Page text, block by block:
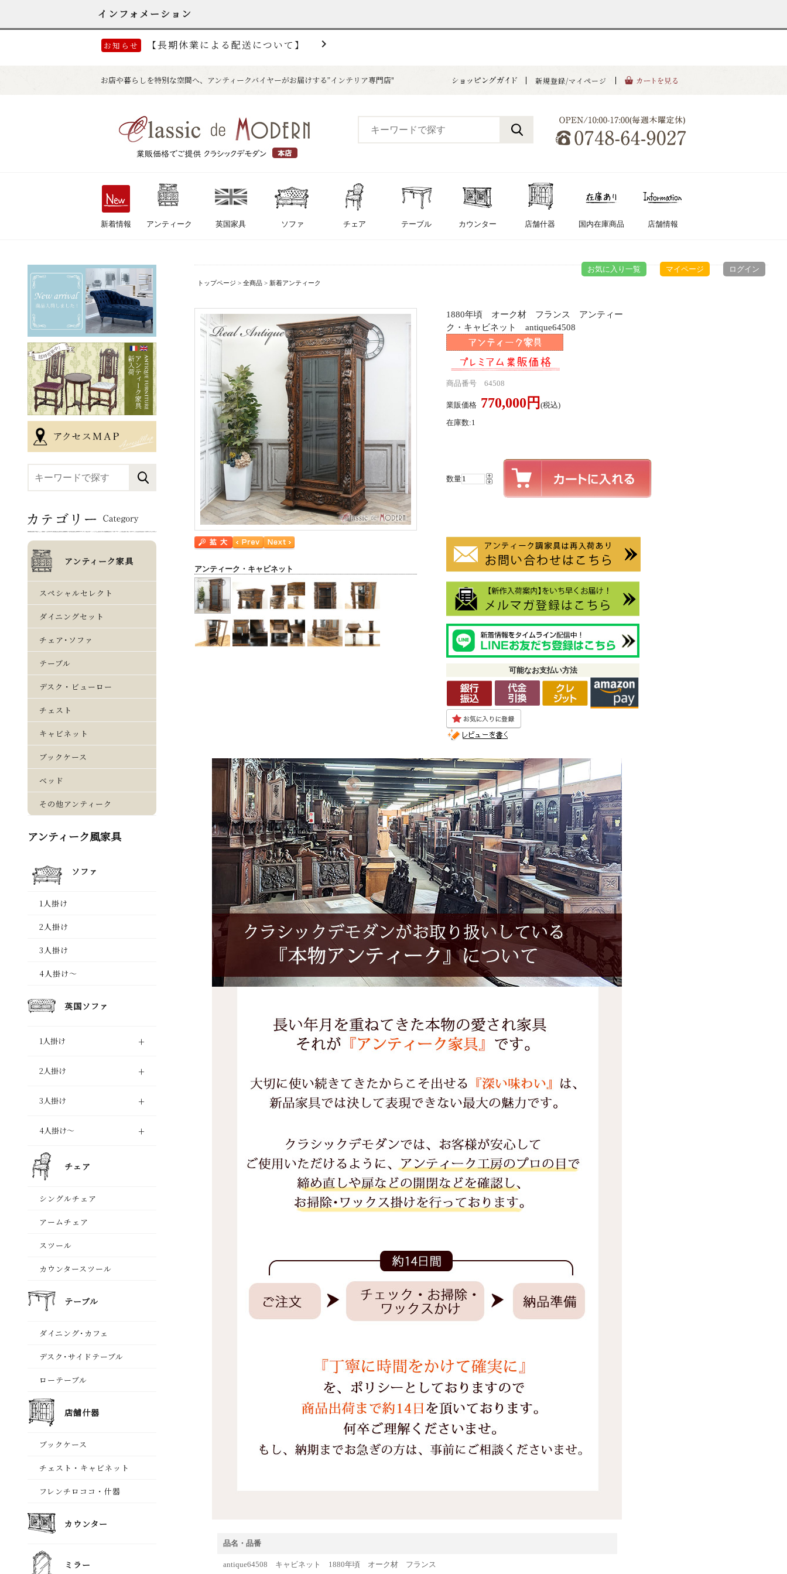
お気に入り一覧 マイページ ログイン
トップページ > 全商品 > 新着アンティーク
1880年頃 オーク材 フランス アンティー
ク・キャビネット antique64508
商品番号 64508
業販価格 770,000円 (税込)
在庫数:1
数量
可能なお支払い方法
アンティーク・キャビネット
品名・品番
antique64508 キャビネット 1880年頃 オーク材 フランス